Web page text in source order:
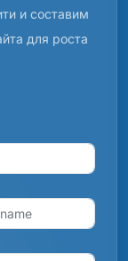
и составим
для роста